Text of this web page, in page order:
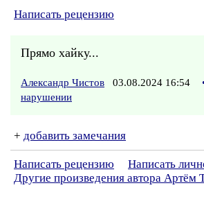
Написать рецензию
Прямо хайку...
Александр Чистов 03.08.2024 16:54
нарушении
+ добавить замечания
Написать рецензию
Написать
Другие произведения автора Артём